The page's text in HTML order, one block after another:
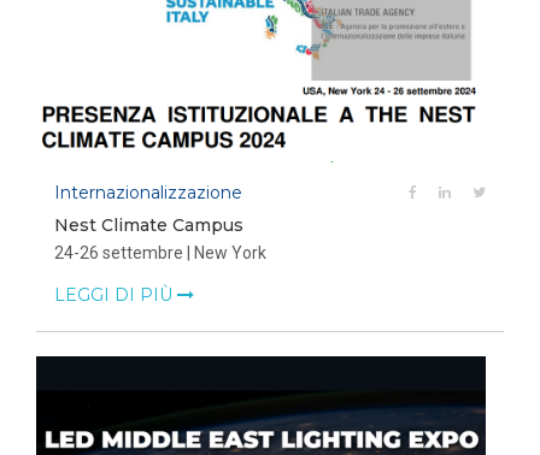
Internazionalizzazione
Nest Climate Campus
24-26 settembre | New York
LEGGI DI PIÙ